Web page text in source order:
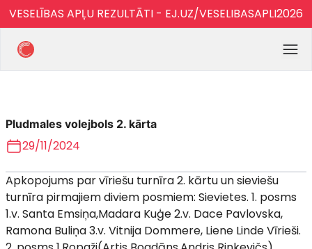
VESELĪBAS APĻU REZULTĀTI - EJ.UZ/VESELIBASAPLI2026
Pludmales volejbols 2. kārta
29/11/2024
Apkopojums par vīriešu turnīra 2. kārtu un sieviešu
turnīra pirmajiem diviem posmiem: Sievietes. 1. posms
1.v. Santa Emsiņa,Madara Kuģe 2.v. Dace Pavlovska,
Ramona Buliņa 3.v. Vitnija Dommere, Liene Linde Vīrieši.